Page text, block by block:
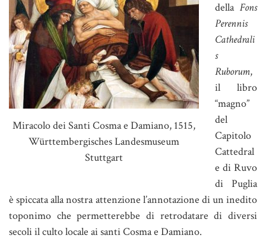
Miracolo dei Santi Cosma e Damiano, 1515,
Württembergisches Landesmuseum
Stuttgart
della Fons
Perennis
Cathedrali
s
Ruborum,
il libro
“magno”
del
Capitolo
Cattedral
e di Ruvo
di Puglia
è spiccata alla nostra attenzione l’annotazione di un inedito
toponimo che permetterebbe di retrodatare di diversi
secoli il culto locale ai santi Cosma e Damiano.